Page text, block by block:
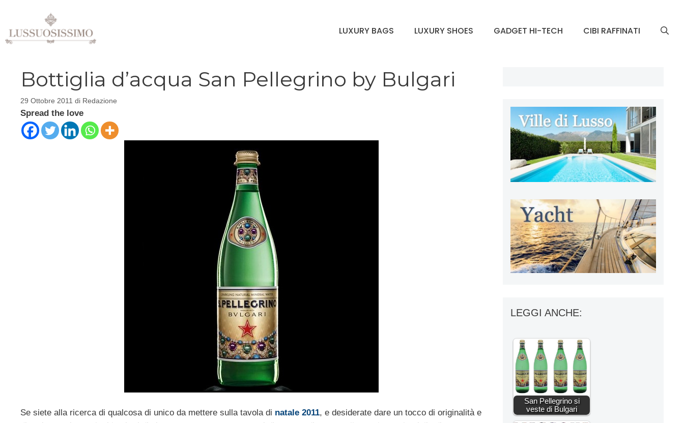
contenuto
LUXURY BAGS LUXURY SHOES GADGET HI-TECH CIBI RAFFINATI
Bottiglia d’acqua San Pellegrino by Bulgari
29 Ottobre 2011 di Redazione
Spread the love
Se siete alla ricerca di qualcosa di unico da mettere sulla tavola di natale 2011, e desiderate dare un tocco di originalità e
LEGGI ANCHE:
San Pellegrino si
veste di Bulgari